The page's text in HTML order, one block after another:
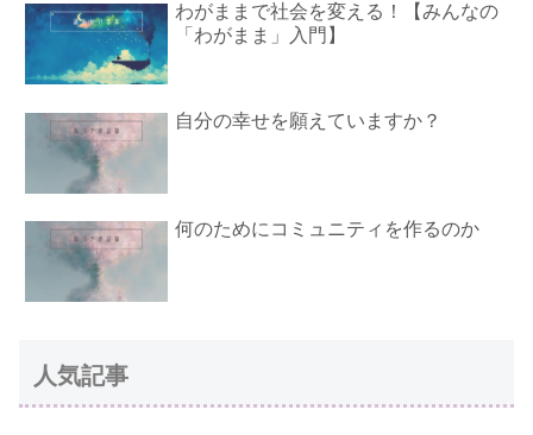
わがままで社会を変える！【みんなの
「わがまま」入門】
自分の幸せを願えていますか？
何のためにコミュニティを作るのか
人気記事